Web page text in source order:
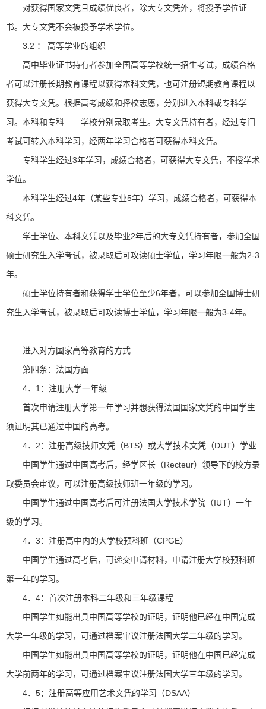
对获得国家文凭且成绩优良者，除大专文凭外，将授予学位证
书。大专文凭不会被授予学术学位。
3.2 ： 高等学业的组织
高中毕业证书持有者参加全国高等学校统一招生考试，成绩合格
者可以注册长期教育课程以获得本科文凭，也可注册短期教育课程以
获得大专文凭。根据高考成绩和择校志愿，分别进入本科或专科学
习。本科和专科 学校分别录取考生。大专文凭持有者，经过专门
考试可转入本科学习，经两年学习合格者可获得本科文凭。
专科学生经过3年学习，成绩合格者，可获得大专文凭，不授学术
学位。
本科学生经过4年（某些专业5年）学习，成绩合格者，可获得本
科文凭。
学士学位、本科文凭以及毕业2年后的大专文凭持有者，参加全国
硕士研究生入学考试，被录取后可攻读硕士学位，学习年限一般为2-3
年。
硕士学位持有者和获得学士学位至少6年者，可以参加全国博士研
究生入学考试，被录取后可攻读博士学位，学习年限一般为3-4年。
进入对方国家高等教育的方式
第四条：法国方面
4．1：注册大学一年级
首次申请注册大学第一年学习并想获得法国国家文凭的中国学生
须证明其已通过中国的高考。
4．2：注册高级技师文凭（BTS）或大学技术文凭（DUT）学业
中国学生通过中国高考后，经学区长（Recteur）领导下的校方录
取委员会审议，可以注册高级技师班一年级的学习。
中国学生通过中国高考后可注册法国大学技术学院（IUT）一年
级的学习。
4．3：注册高中内的大学校预科班（CPGE）
中国学生通过高考后，可递交申请材料，申请注册大学校预科班
第一年的学习。
4．4：首次注册本科二年级和三年级课程
中国学生如能出具中国高等学校的证明，证明他已经在中国完成
大学一年级的学习，可通过档案审议注册法国大学二年级的学习。
中国学生如能出具中国高等学校的证明，证明他在中国已经完成
大学前两年的学习，可通过档案审议注册法国大学三年级的学习。
4．5：注册高等应用艺术文凭的学习（DSAA）